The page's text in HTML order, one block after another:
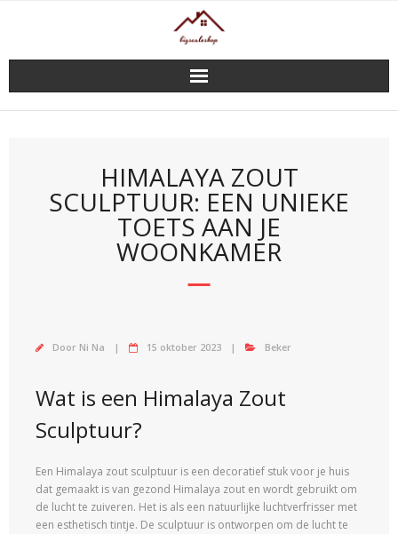
HIMALAYA ZOUT
SCULPTUUR: EEN UNIEKE
TOETS AAN JE
WOONKAMER
Door Ni Na 15 oktober 2023 Beker
Wat is een Himalaya Zout
Sculptuur?
Een Himalaya zout sculptuur is een decoratief stuk voor je huis
dat gemaakt is van gezond Himalaya zout en wordt gebruikt om
de lucht te zuiveren. Het is als een natuurlijke luchtverfrisser met
een esthetisch tintje. De sculptuur is ontworpen om de lucht te